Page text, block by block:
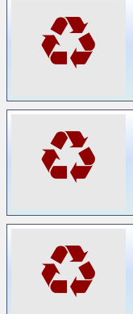
♻
♻
♻